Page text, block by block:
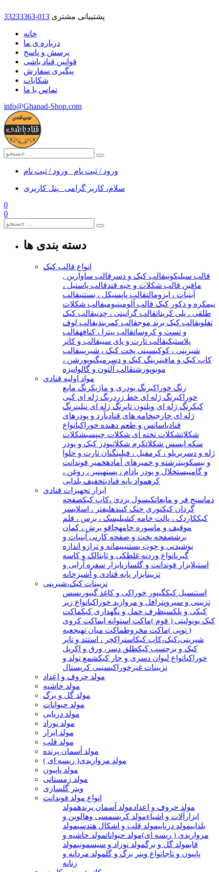
33233363-013 پشتیبانی مشتری
خانه
درباره ی ما
پرسش و پاسخ
قوانین قناد باشی
پیگیری سفارش
شکایات
تماس با ما
info@Ghanad-Shop.com
ورود / ثبت نام ورود / ثبت نام
سلام، کاربر گرامی
پنل کاربری
0
0
دسته بندی ها
انواع قالب کیک
قالب سیلیکونیقالب کیک و دسر قالب ساوارین ,
مافین قالب شکلات و حبه قندقالب پاستیل ،
آبنبات ، ایزومالتقالب پاپسیکل ، بستنیقالب
نیمکره و دکور کیک قالب آلومینیومیقالب شکلات
طلقی ، پلی کربناتقالب گرانیتی ، چدنیقالب کیک
تفلونقالب کیک برند موجقالب کمربندیقالب لوف
و تست و کروسانقالب پیتزا ، کنافهقالب
پلاستیکیقالب تارت و پای سیبقالب و کاتر
شیرینی ، کوکیسینی پخت کیک ، شیرینیقالب
کاپ کیک و مافینرینگ کیک و دسر میگنوپورشن ،
مونوپورشنقالب آلتون و گالوانیزه
مواد اولیه قنادی
رنگ خوراکیرنگ پودری و ماژیکرنگ مایع
خوراکیرنگ ژله ای خط زردرنگ ژله ای کپی
کیکرنگ ژله ای ویلتون تاپرنگ ژله ای نیلینرنگ
ژله ای خارجیخامه های قنادیآرد و پودرهای
قنادیاسانس و طعم دهنده خوراکیانواع
شکلاتشکلات تخته ای شکلات چیپسیشکلات
سکه ایسس شکلاتکرم شکلاتپودر کیک و پودر
ژله و دسر بریلو ، کرمفیل ، فیلینگنان تارت و حلوا
و بیسکوییترشته و خمیرهای آمادهخمیر فوندانت
و گامپیستخلال و پودر بادام ، پستهپنیر ، روغن ،
کرهمواد پایه قنادیتخفیف یلدایی
ابزار تجهیزات قنادی
دماسنج فر و مایعاتکپسول یزدی ،کاپ کیکصفحه
گردان کیکتوری خنک کنندهلیفتر ، اسلایسر
کیککاردک ، پالت خامه کشیلیسک ، برس ، قلم
موقیف و ماسوره خامهچاقو برش ، کمان
برشصفحه پخت و صفحه کار نی آبنبات و
نوشیدنی و چوب بستنیپیمانه و ترازو اندازه
گیریانواع وردنه غلطکی و ثابتالک و کاسه
استیلابزار فوندانت و گلسازیابزار سفره آرایی و
تزیینابزار پایه قنادی و آشپزخانه
تزیینات کیک،شیرینی
استنسیل کیکگیپور خوراکی و کاغذ گیپوریسس
تزیینی و سیروپترافل و مروارید خوراکیانواع زیر
کیکی و پلکسیظرف حمل و نگهداری کیکماکت
کیک یونولیتی ( فوم )ماکت استوانه ایماکت کروی
( توپی )ماکت مخروطماکت میان تهیجعبه
شیرینی،کیک،کاپ کیکاستراکچر ، استند و تاپر
کیک و برچسب کیکطلق دسر، ورق و اکریل
خوراکیانواع لیوان دسری و جار کیکشمع تولد و
تزیینات غیرخوراکیسینی کریستال
مولد حروف و اعداد
مولد حاشیه
مولد گل و برگ
مولد حیوانات
مولد دریایی
مولد نوزاد
مولد ابزار
مولد قلب
مولد آسمان پرنده
مولد مرواریدی( ریسه ای )
مولد پاپیون
مولد زمستانی
وینر گلسازی
انواع مولد فوندانت
مولد حروف و اعدادمولد آسمان پرندهمولد
ابزارآلات و اشیاءمولد کریسمسی وهالوین و
یلداییمولد دریاییمولد قلب و اشکال هندسیمولد
مرواریدی ( ریسه ای)مولد حیواناتمولد حاشیه و
قابمولد گل و برگمولد نوزاد و سیسمونیمولد
پاپیون و تاجانواع وینر برگ و گلمولد مردانه و
زنانه